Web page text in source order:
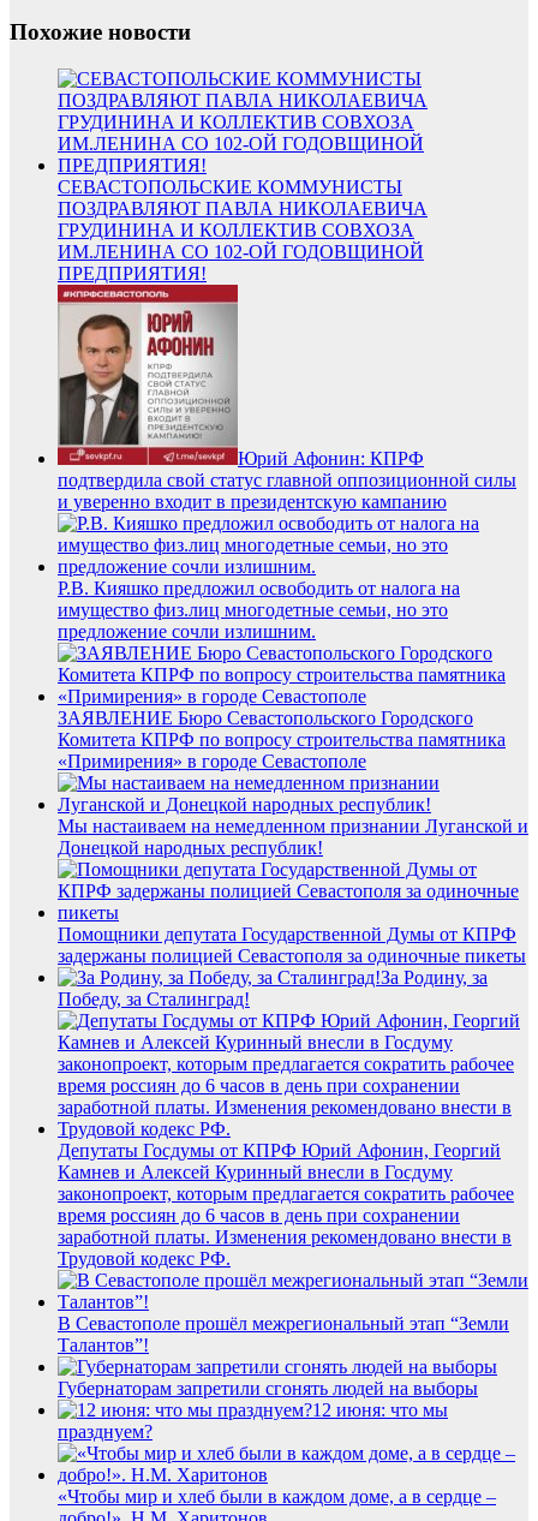
Похожие новости
СЕВАСТОПОЛЬСКИЕ КОММУНИСТЫ
ПОЗДРАВЛЯЮТ ПАВЛА НИКОЛАЕВИЧА
ГРУДИНИНА И КОЛЛЕКТИВ СОВХОЗА
ИМ.ЛЕНИНА СО 102-ОЙ ГОДОВЩИНОЙ
ПРЕДПРИЯТИЯ!
Юрий Афонин: КПРФ
подтвердила свой статус главной оппозиционной силы
и уверенно входит в президентскую кампанию
Р.В. Кияшко предложил освободить от налога на
имущество физ.лиц многодетные семьи, но это
предложение сочли излишним.
ЗАЯВЛЕНИЕ Бюро Севастопольского Городского
Комитета КПРФ по вопросу строительства памятника
«Примирения» в городе Севастополе
Мы настаиваем на немедленном признании Луганской и
Донецкой народных республик!
Помощники депутата Государственной Думы от КПРФ
задержаны полицией Севастополя за одиночные пикеты
За Родину, за
Победу, за Сталинград!
Депутаты Госдумы от КПРФ Юрий Афонин, Георгий
Камнев и Алексей Куринный внесли в Госдуму
законопроект, которым предлагается сократить рабочее
время россиян до 6 часов в день при сохранении
заработной платы. Изменения рекомендовано внести в
Трудовой кодекс РФ.
В Севастополе прошёл межрегиональный этап “Земли
Талантов”!
Губернаторам запретили сгонять людей на выборы
12 июня: что мы
празднуем?
«Чтобы мир и хлеб были в каждом доме, а в сердце –